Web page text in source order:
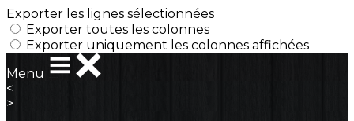
Exporter les lignes sélectionnées
Exporter toutes les colonnes
Exporter uniquement les colonnes affichées
Menu
<
>